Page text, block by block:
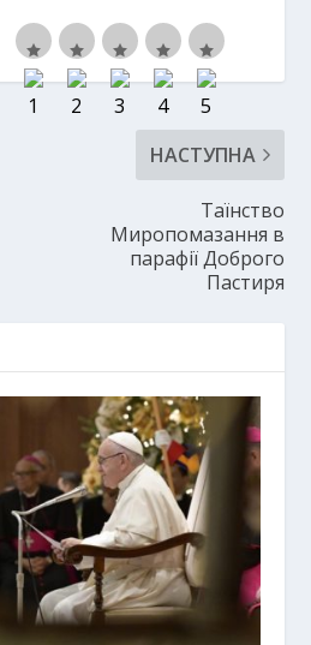
НАСТУПНА
Таїнство
Миропомазання в
парафії Доброго
Пастиря